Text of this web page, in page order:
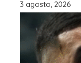
3 agosto, 2026